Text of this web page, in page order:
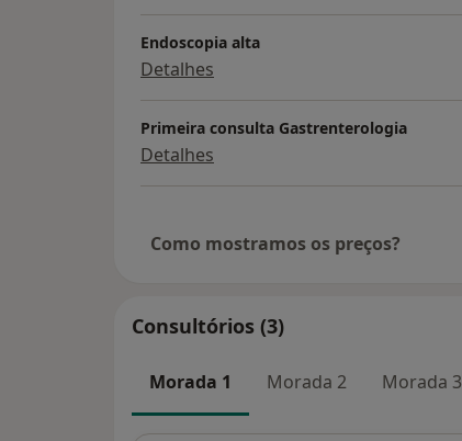
Endoscopia alta
Detalhes
Primeira consulta Gastrenterologia
Detalhes
Como mostramos os preços?
Consultórios (3)
Morada 1 Morada 2 Morada 3